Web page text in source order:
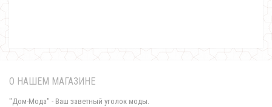
О НАШЕМ МАГАЗИНЕ
"Дом-Мода" - Ваш заветный уголок моды.